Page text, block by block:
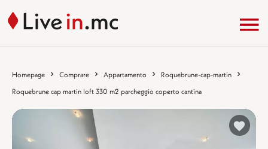
Homepage Comprare Appartamento
Roquebrune-cap-martin
Roquebrune cap martin loft 330 m2 parcheggio coperto cantina
%}